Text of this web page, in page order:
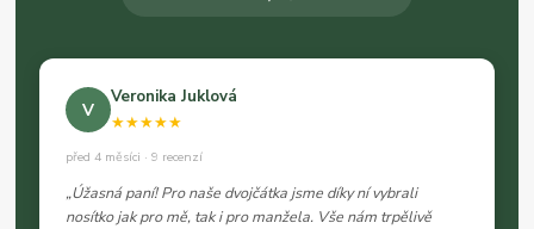
V
Veronika Juklová
★★★★★
před 4 měsíci · 9 recenzí
„Úžasná paní! Pro naše dvojčátka jsme díky ní vybrali
nosítko jak pro mě, tak i pro manžela. Vše nám trpělivě